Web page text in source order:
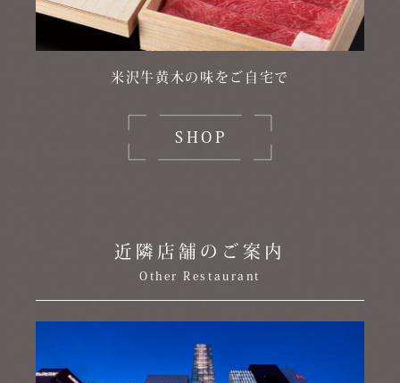
米沢牛黄木の味をご自宅で
SHOP
近隣店舗のご案内
Other Restaurant